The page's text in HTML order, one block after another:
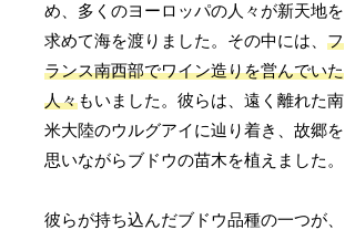
め、多くのヨーロッパの人々が新天地を
求めて海を渡りました。その中には、フ
ランス南西部でワイン造りを営んでいた
人々もいました。彼らは、遠く離れた南
米大陸のウルグアイに辿り着き、故郷を
思いながらブドウの苗木を植えました。
彼らが持ち込んだブドウ品種の一つが、